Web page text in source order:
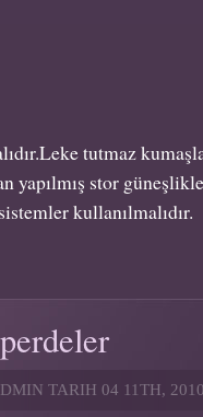
tutmaz
yapılmış stor
kullanılmalıdır.
TARIH 04 11TH,